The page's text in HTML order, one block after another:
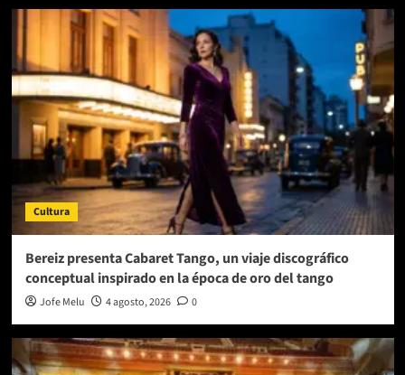
Cultura
Bereiz presenta Cabaret Tango, un viaje discográfico
conceptual inspirado en la época de oro del tango
Jofe Melu 4 agosto, 2026 0